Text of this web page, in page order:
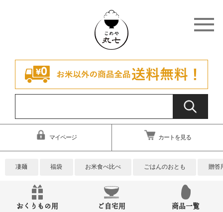
マイページ カートを見る
凄麺 福袋 お米食べ比べ ごはんのおとも 贈答
おくりもの用 ご自宅用 商品一覧